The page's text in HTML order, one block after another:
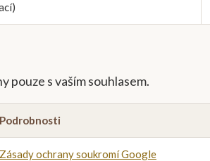
pouze s vaším souhlasem.
Podrobnosti
Zásady ochrany soukromí Google